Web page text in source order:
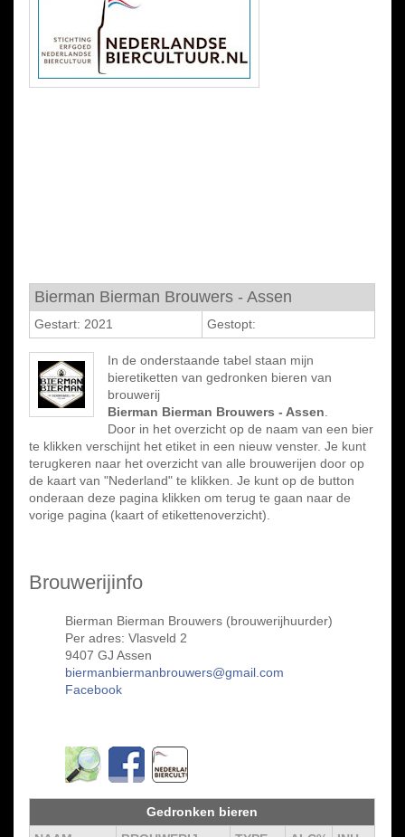
Bierman Bierman Brouwers - Assen
Gestart: 2021 Gestopt:
In de onderstaande tabel staan mijn
bieretiketten van gedronken bieren van
brouwerij
Bierman Bierman Brouwers - Assen
Door in het overzicht op de naam van een bier
te klikken verschijnt het etiket in een nieuw venster. Je kunt
terugkeren naar het overzicht van alle brouwerijen door op
de kaart van "Nederland" te klikken. Je kunt op de button
onderaan deze pagina klikken om terug te gaan naar de
vorige pagina (kaart of etikettenoverzicht).
Brouwerijinfo
Bierman Bierman Brouwers (brouwerijhuurder)
Per adres: Vlasveld 2
9407 GJ Assen
biermanbiermanbrouwers@gmail.com
Facebook
Gedronken bieren